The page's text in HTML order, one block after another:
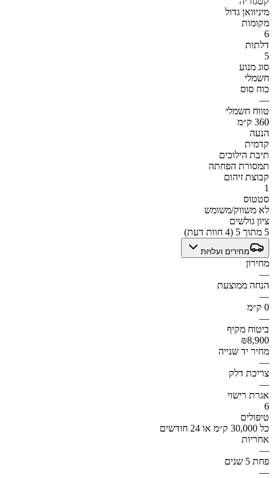
מיניוואן גדול
מקומות
6
דלתות
5
סוג מנוע
חשמלי
כוח סוס
—
טווח חשמלי
360 ק״מ
הנעה
קדמית
תיבת הילוכים
תמסורת הפחתה
קבוצת זיהום
1
סטטוס
לא משווק/משומש
ציון גולשים
5 מתוך 5 (4 חוות דעת)
מחירים ועלויות
מחירון
—
הנחה ממוצעת
—
0 ק״מ
—
ביטוח מקיף
₪8,900
מחיר יד שנייה
—
צריכת דלק
—
אגרת רישוי
6
טיפולים
כל 30,000 ק״מ או 24 חודשים
אחריות
—
פחת 5 שנים
—